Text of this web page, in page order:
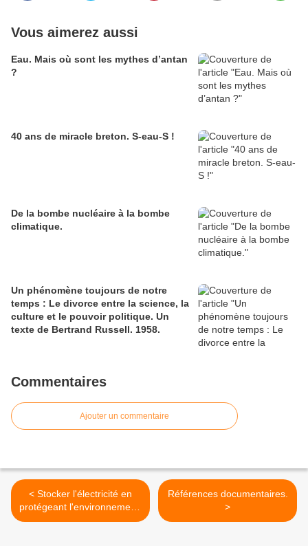
Vous aimerez aussi
Eau. Mais où sont les mythes d’antan
?
40 ans de miracle breton. S-eau-S !
De la bombe nucléaire à la bombe
climatique.
Un phénomène toujours de notre
temps : Le divorce entre la science, la
culture et le pouvoir politique. Un
texte de Bertrand Russell. 1958.
Commentaires
Ajouter un commentaire
< Stocker l'électricité en
protégeant l'environnement,
la proposition de Kemwatt à
Références documentaires.
>